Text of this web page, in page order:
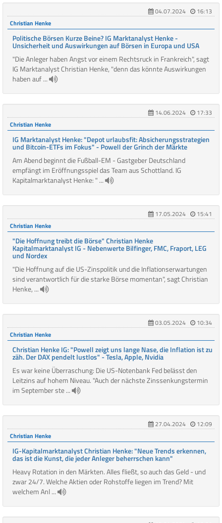
04.07.2024
16:13
Christian Henke
Politische Börsen Kurze Beine? IG Marktanalyst Henke -
Unsicherheit und Auswirkungen auf Börsen in Europa und USA
"Die Anleger haben Angst vor einem Rechtsruck in Frankreich", sagt
IG Marktanalyst Christian Henke, "denn das könnte Auswirkungen
haben auf ...
14.06.2024
17:33
Christian Henke
IG Marktanalyst Henke: "Depot urlaubsfit: Absicherungsstrategien
und Bitcoin-ETFs im Fokus" - Powell der Grinch der Märkte
Am Abend beginnt die Fußball-EM - Gastgeber Deutschland
empfängt im Eröffnungsspiel das Team aus Schottland. IG
Kapitalmarktanalyst Henke: " ...
17.05.2024
15:41
Christian Henke
"Die Hoffnung treibt die Börse" Christian Henke
Kapitalmarktanalyst IG - Nebenwerte Bilfinger, FMC, Fraport, LEG
und Nordex
"Die Hoffnung auf die US-Zinspolitik und die Inflationserwartungen
sind verantwortlich für die starke Börse momentan", sagt Christian
Henke, ...
03.05.2024
10:34
Christian Henke
Christian Henke IG: "Powell zeigt uns lange Nase, die Inflation ist zu
zäh. Der DAX pendelt lustlos" - Tesla, Apple, Nvidia
Es war keine Überraschung: Die US-Notenbank Fed belässt den
Leitzins auf hohem Niveau. "Auch der nächste Zinssenkungstermin
im September ste ...
27.04.2024
12:09
Christian Henke
IG-Kapitalmarktanalyst Christian Henke: "Neue Trends erkennen,
das ist die Kunst, die jeder Anleger beherrschen kann"
Heavy Rotation in den Märkten. Alles fließt, so auch das Geld - und
zwar 24/7. Welche Aktien oder Rohstoffe liegen im Trend? Mit
welchem Anl ...